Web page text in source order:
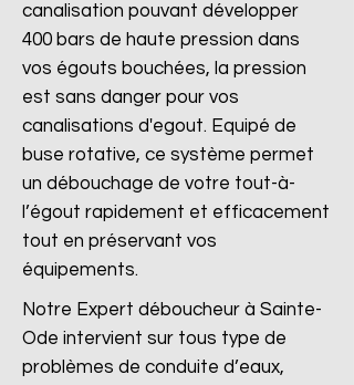
canalisation pouvant développer
400 bars de haute pression dans
vos égouts bouchées, la pression
est sans danger pour vos
canalisations d'egout. Equipé de
buse rotative, ce système permet
un débouchage de votre tout-à-
l’égout rapidement et efficacement
tout en préservant vos
équipements.
Notre Expert déboucheur à Sainte-
Ode intervient sur tous type de
problèmes de conduite d’eaux,